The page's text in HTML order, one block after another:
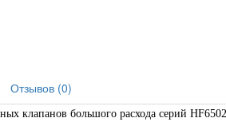
Отзывов (0)
клапанов большого расхода серий